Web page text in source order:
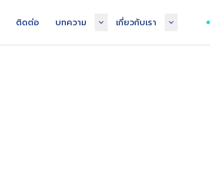
ติดต่อ บทความ เกี่ยวกับเรา